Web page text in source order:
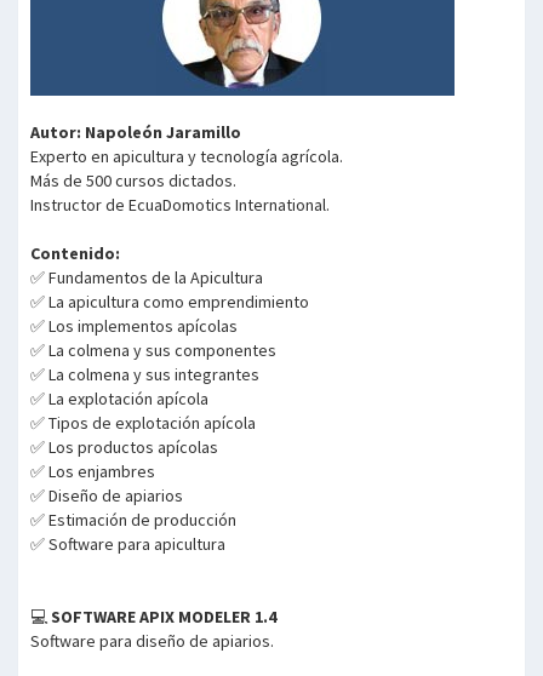
Autor: Napoleón Jaramillo
Experto en apicultura y tecnología agrícola.
Más de 500 cursos dictados.
Instructor de EcuaDomotics International.
Contenido:
✅ Fundamentos de la Apicultura
✅ La apicultura como emprendimiento
✅ Los implementos apícolas
✅ La colmena y sus componentes
✅ La colmena y sus integrantes
✅ La explotación apícola
✅ Tipos de explotación apícola
✅ Los productos apícolas
✅ Los enjambres
✅ Diseño de apiarios
✅ Estimación de producción
✅ Software para apicultura
💻SOFTWARE APIX MODELER 1.4
Software para diseño de apiarios.